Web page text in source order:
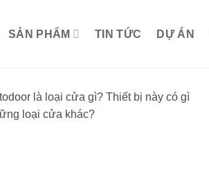
SẢN PHẨM TIN TỨC DỰ ÁN